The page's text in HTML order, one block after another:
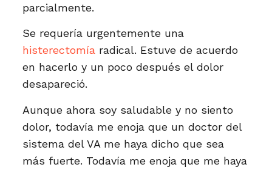
parcialmente.
Se requería urgentemente una
histerectomíaradical. Estuve de acuerdo
en hacerlo y un poco después el dolor
desapareció.
Aunque ahora soy saludable y no siento
dolor, todavía me enoja que un doctor del
sistema del VA me haya dicho que sea
más fuerte. Todavía me enoja que me haya